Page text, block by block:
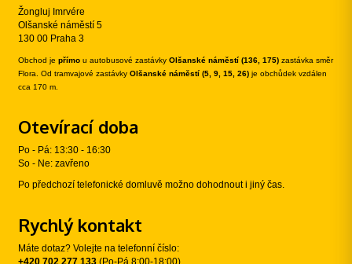
Žongluj Imrvére
Olšanské náměstí 5
130 00 Praha 3
Obchod je přímo u autobusové zastávky Olšanské náměstí (136, 175) zastávka směr
Flora. Od tramvajové zastávky Olšanské náměstí (5, 9, 15, 26) je obchůdek vzdálen
cca 170 m.
Otevírací doba
Po - Pá: 13:30 - 16:30
So - Ne: zavřeno
Po předchozí telefonické domluvě možno dohodnout i jiný čas.
Rychlý kontakt
Máte dotaz? Volejte na telefonní číslo:
+420 702 277 133 (Po-Pá 8:00-18:00)